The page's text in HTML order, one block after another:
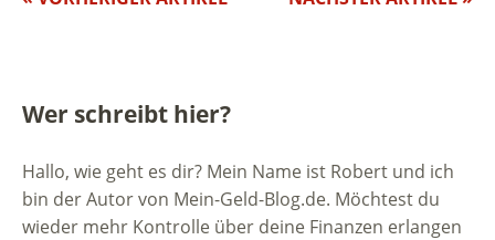
Wer schreibt hier?
Hallo, wie geht es dir? Mein Name ist Robert und ich
bin der Autor von Mein-Geld-Blog.de. Möchtest du
wieder mehr Kontrolle über deine Finanzen erlangen